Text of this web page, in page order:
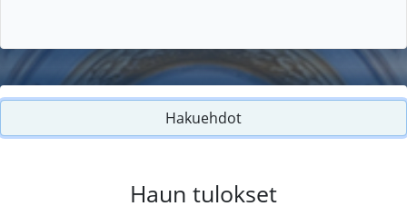
Hakuehdot
Haun tulokset